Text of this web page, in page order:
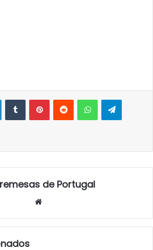
LinkedInTumblrPinterestReddit WhatsApp
de Portugal